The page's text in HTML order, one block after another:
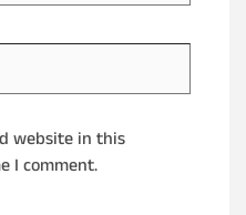
website in this
I comment.